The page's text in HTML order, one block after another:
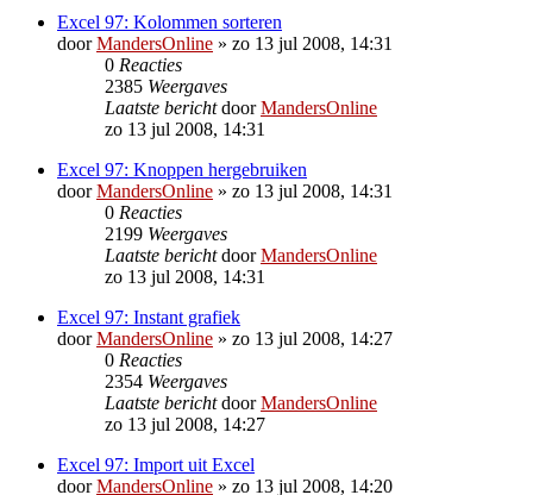
Excel 97: Kolommen sorteren
doorMandersOnline » zo 13 jul 2008, 14:31
0 Reacties
2385 Weergaves
Laatste berichtdoorMandersOnline
zo 13 jul 2008, 14:31
Excel 97: Knoppen hergebruiken
doorMandersOnline » zo 13 jul 2008, 14:31
0 Reacties
2199 Weergaves
Laatste berichtdoorMandersOnline
zo 13 jul 2008, 14:31
Excel 97: Instant grafiek
doorMandersOnline » zo 13 jul 2008, 14:27
0 Reacties
2354 Weergaves
Laatste berichtdoorMandersOnline
zo 13 jul 2008, 14:27
Excel 97: Import uit Excel
doorMandersOnline » zo 13 jul 2008, 14:20